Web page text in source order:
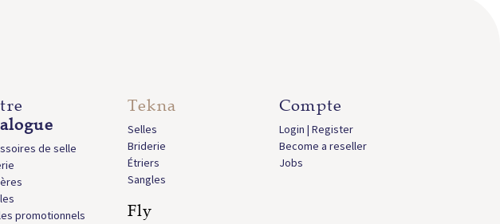
de selle
promotionnels
Tekna
Selles
Briderie
Étriers
Sangles
Fly
Compte
Login | Register
Become a reseller
Jobs